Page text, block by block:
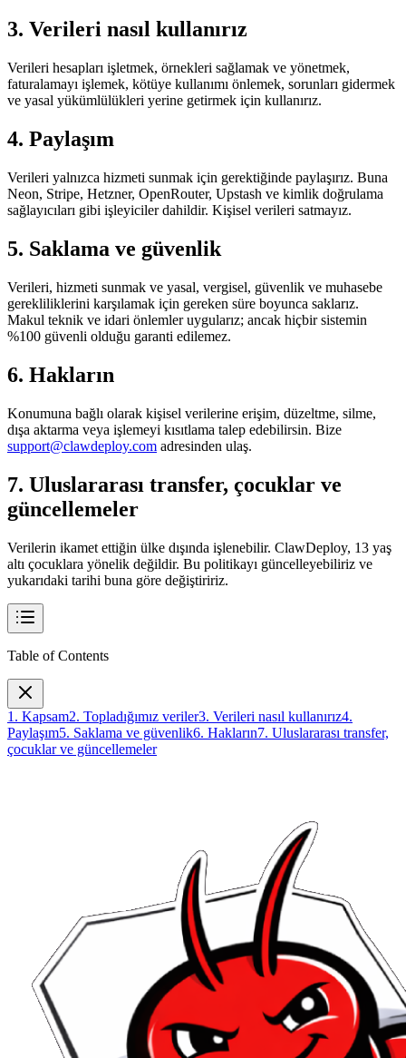
3. Verileri nasıl kullanırız
Verileri hesapları işletmek, örnekleri sağlamak ve yönetmek,
faturalamayı işlemek, kötüye kullanımı önlemek, sorunları gidermek
ve yasal yükümlülükleri yerine getirmek için kullanırız.
4. Paylaşım
Verileri yalnızca hizmeti sunmak için gerektiğinde paylaşırız. Buna
Neon, Stripe, Hetzner, OpenRouter, Upstash ve kimlik doğrulama
sağlayıcıları gibi işleyiciler dahildir. Kişisel verileri satmayız.
5. Saklama ve güvenlik
Verileri, hizmeti sunmak ve yasal, vergisel, güvenlik ve muhasebe
gerekliliklerini karşılamak için gereken süre boyunca saklarız.
Makul teknik ve idari önlemler uygularız; ancak hiçbir sistemin
%100 güvenli olduğu garanti edilemez.
6. Hakların
Konumuna bağlı olarak kişisel verilerine erişim, düzeltme, silme,
dışa aktarma veya işlemeyi kısıtlama talep edebilirsin. Bize
support@clawdeploy.com adresinden ulaş.
7. Uluslararası transfer, çocuklar ve
güncellemeler
Verilerin ikamet ettiğin ülke dışında işlenebilir. ClawDeploy, 13 yaş
altı çocuklara yönelik değildir. Bu politikayı güncelleyebiliriz ve
yukarıdaki tarihi buna göre değiştiririz.
Table of Contents
1. Kapsam2. Topladığımız veriler3. Verileri nasıl kullanırız4.
Paylaşım5. Saklama ve güvenlik6. Hakların7. Uluslararası transfer,
çocuklar ve güncellemeler